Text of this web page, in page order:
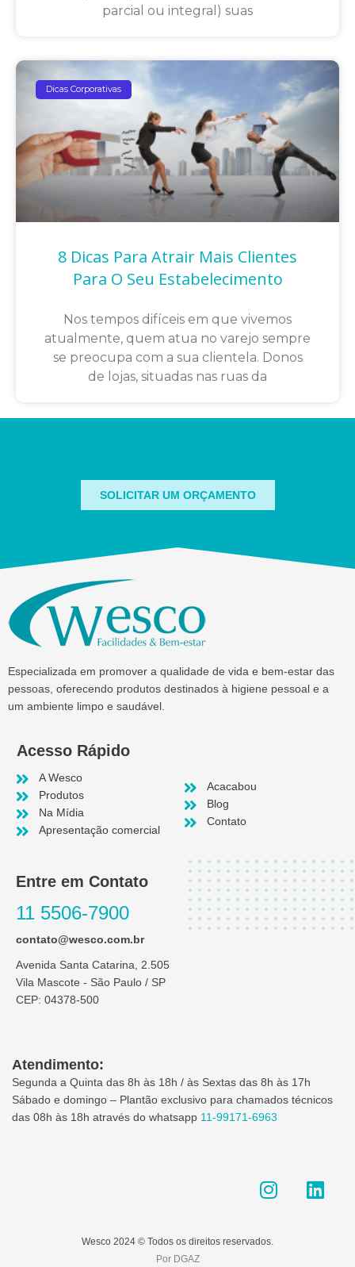
parcial ou integral) suas
Dicas Corporativas
8 Dicas Para Atrair Mais Clientes
Para O Seu Estabelecimento
Nos tempos difíceis em que vivemos
atualmente, quem atua no varejo sempre
se preocupa com a sua clientela. Donos
de lojas, situadas nas ruas da
SOLICITAR UM ORÇAMENTO
Especializada em promover a qualidade de vida e bem-estar das
pessoas, oferecendo produtos destinados à higiene pessoal e a
um ambiente limpo e saudável.
Acesso Rápido
A Wesco
Produtos
Na Mídia
Apresentação comercial
Acacabou
Blog
Contato
Entre em Contato
11 5506-7900
contato@wesco.com.br
Avenida Santa Catarina, 2.505
Vila Mascote - São Paulo / SP
CEP: 04378-500
Atendimento:
Segunda a Quinta das 8h às 18h / às Sextas das 8h às 17h
Sábado e domingo – Plantão exclusivo para chamados técnicos
das 08h às 18h através do whatsapp 11-99171-6963
n
a
i
Wesco 2024 © Todos os direitos reservados.
Por DGAZ